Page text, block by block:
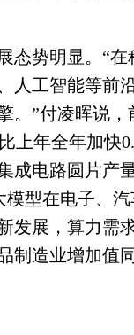
态势明显。“
人工智能等前
。”付凌晖说
上年全年加快
成电路圆片产
模型在电子、
发展，算力需
制造业增加值